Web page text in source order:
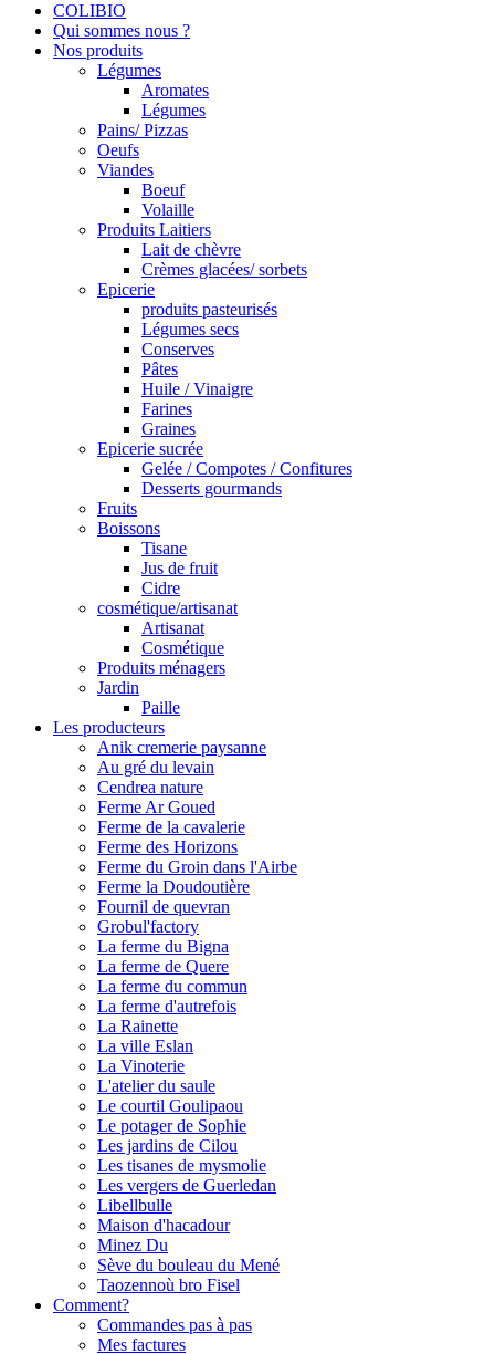
COLIBIO
Qui sommes nous ?
Nos produits
Légumes
Aromates
Légumes
Pains/ Pizzas
Oeufs
Viandes
Boeuf
Volaille
Produits Laitiers
Lait de chèvre
Crèmes glacées/ sorbets
Epicerie
produits pasteurisés
Légumes secs
Conserves
Pâtes
Huile / Vinaigre
Farines
Graines
Epicerie sucrée
Gelée / Compotes / Confitures
Desserts gourmands
Fruits
Boissons
Tisane
Jus de fruit
Cidre
cosmétique/artisanat
Artisanat
Cosmétique
Produits ménagers
Jardin
Paille
Les producteurs
Anik cremerie paysanne
Au gré du levain
Cendrea nature
Ferme Ar Goued
Ferme de la cavalerie
Ferme des Horizons
Ferme du Groin dans l'Airbe
Ferme la Doudoutière
Fournil de quevran
Grobul'factory
La ferme du Bigna
La ferme de Quere
La ferme du commun
La ferme d'autrefois
La Rainette
La ville Eslan
La Vinoterie
L'atelier du saule
Le courtil Goulipaou
Le potager de Sophie
Les jardins de Cilou
Les tisanes de mysmolie
Les vergers de Guerledan
Libellbulle
Maison d'hacadour
Minez Du
Sève du bouleau du Mené
Taozennoù bro Fisel
Comment?
Commandes pas à pas
Mes factures